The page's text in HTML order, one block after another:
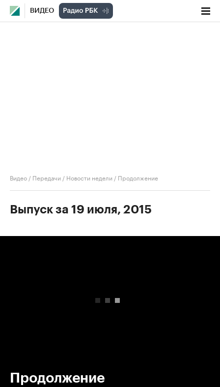
ВИДЕО
Видео / Передачи / Новости недели / Продолжение
Выпуск за 19 июля, 2015
Продолжение